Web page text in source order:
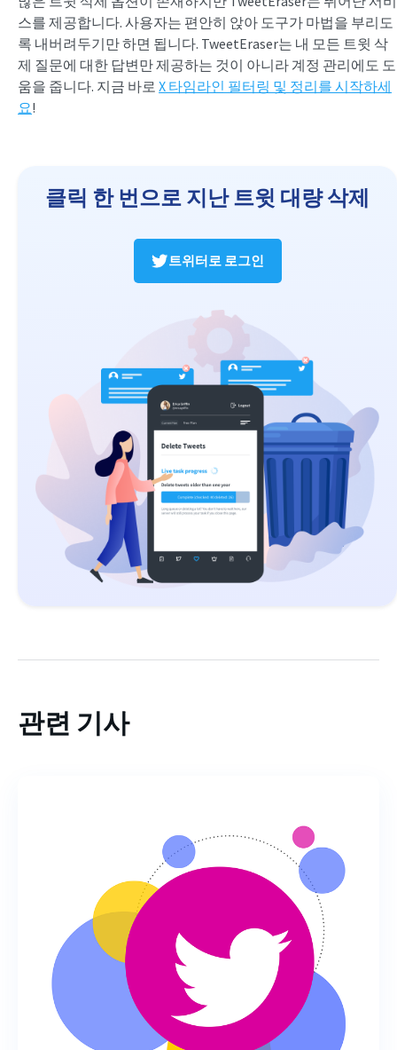
스를 제공합니다. 사용자는 편안히 앉아 도구가 마법을 부리도
록 내버려두기만 하면 됩니다. TweetEraser는 내 모든 트윗 삭
제 질문에 대한 답변만 제공하는 것이 아니라 계정 관리에도 도
움을 줍니다. 지금 바로 X 타임라인 필터링 및 정리를 시작하세
요!
클릭 한 번으로 지난 트윗 대량 삭제
트위터로 로그인
관련 기사